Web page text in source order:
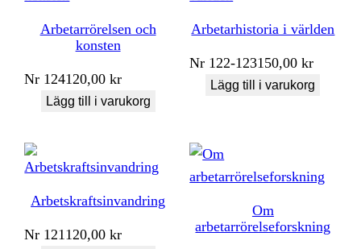
Arbetarrörelsen och
konsten
Nr 124120,00kr
Lägg till i varukorg
Arbetarhistoria i världen
Nr 122-123150,00kr
Lägg till i varukorg
Arbetskraftsinvandring
Nr 121120,00kr
Om
arbetarrörelseforskning